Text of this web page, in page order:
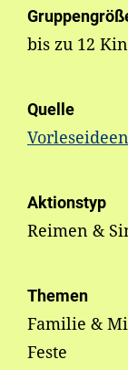
bis zu 12
Quelle
Aktionstyp
Reimen &
Themen
Familie &
Feste